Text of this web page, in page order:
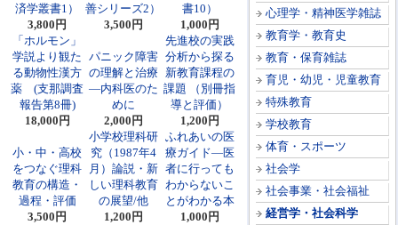
心理学・精神医学雑誌
教育学・教育史
教育・保育雑誌
育児・幼児・児童教育
特殊教育
学校教育
体育・スポーツ
社会学
社会事業・社会福祉
経営学・社会科学
済学叢書1）
3,800円
善シリーズ2）
3,500円
書10）
1,000円
「ホルモン」
学説より観た
る動物性漢方
薬 (支那調査
報告第8冊)
18,000円
パニック障害
の理解と治療
―内科医のた
めに
2,000円
先進校の実践
分析から探る
新教育課程の
課題 （別冊指
導と評価）
1,200円
小・中・高校
をつなぐ理科
教育の構造・
過程・評価
3,500円
小学校理科研
究（1987年4
月）論説・新
しい理科教育
の展望/他
1,200円
ふれあいの医
療ガイド―医
者に行っても
わからないこ
とがわかる本
1,000円